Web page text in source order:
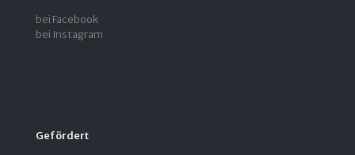
bei Facebook
bei Instagram
Gefördert